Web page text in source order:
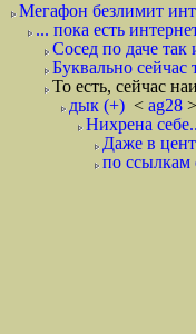
Мегафон безлимит
... пока есть
Сосед по даче
Буквально
То есть, сейчас
дык (+) < ag28
Нихрена
Даже в
по ссылкам